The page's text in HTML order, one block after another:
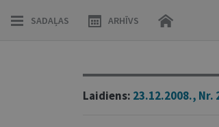
SADAĻAS ARHĪVS
Laidiens: 23.12.2008., Nr.